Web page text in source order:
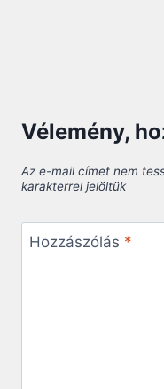
Vélemény,
Az e-mail címet nem
karakterrel jelöltük
Hozzászólás *